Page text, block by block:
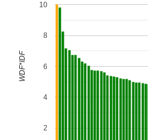
2
4
6
8
10
WDF*IDF